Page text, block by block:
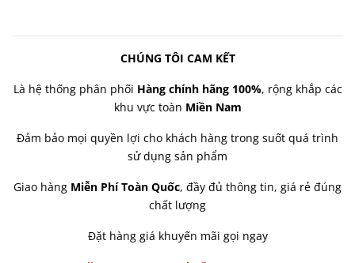
CHÚNG TÔI CAM KẾT
Là hệ thống phân phối Hàng chính hãng 100%, rộng khắp các
khu vực toàn Miền Nam
Đảm bảo mọi quyền lợi cho khách hàng trong suốt quá trình
sử dụng sản phẩm
Giao hàng Miễn Phí Toàn Quốc, đầy đủ thông tin, giá rẻ đúng
chất lượng
Đặt hàng giá khuyến mãi gọi ngay